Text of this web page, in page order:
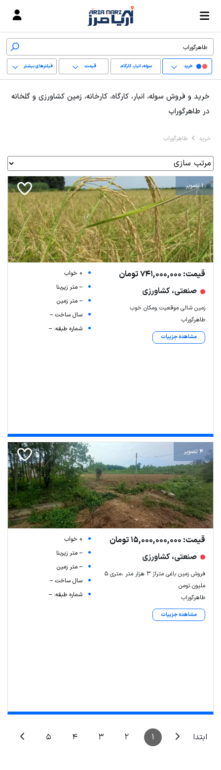
خرید سوله، انبار، کارگاه،
کارخانه، زمین کشاورزی
و گلخانه
قیمت فیلترهای بیشتر
+
خرید و فروش سوله، انبار، کارگاه، کارخانه، زمین کشاورزی و گلخانه
در طاهرگوراب
خرید طاهرگوراب
1 تصویر
قیمت: 741,000,000 تومان
صنعتی، کشاورزی
زمین شالی موقعیت ومکان خوب
طاهرگوراب
مشاهده جزییات
0 خواب
-- متر زیربنا
-- متر زمین
سال ساخت --
شماره طبقه: --
4 تصویر
قیمت: 15,000,000,000 تومان
صنعتی، کشاورزی
فروش زمین باغی متراژ ۳ هزار متر ،متری ۵
ملیون تومن
طاهرگوراب
مشاهده جزییات
0 خواب
-- متر زیربنا
-- متر زمین
سال ساخت --
شماره طبقه: --
ابتدا 1
2
3
4
5